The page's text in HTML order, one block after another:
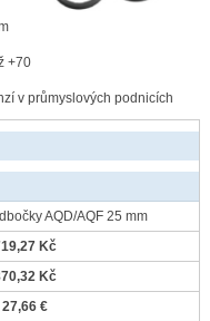
+70
v průmyslových podnicích
AQD/AQF 25 mm
Kč
Kč
27,66 €